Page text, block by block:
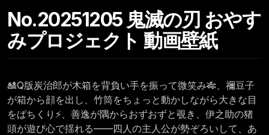
No.20251205 鬼滅の刃 おやす
みプロジェクト 動画壁紙
🎎Q版炭治郎が木箱を背負い手を振って微笑み🎋、禰豆子
が箱から顔を出し、竹筒をちょっと動かしながら大きな目
をぱちくり⚡、善逸が隅からおずおずと覗き、伊之助の猪
頭が遊び心で揺れる——四人の主人公が勢ぞろいして、あ